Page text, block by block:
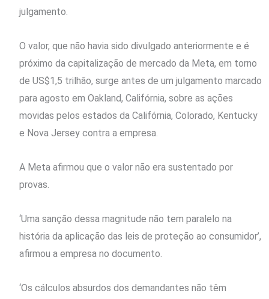
julgamento.
O valor, que não havia sido divulgado anteriormente e é
próximo da capitalização de mercado da Meta, em torno
de US$1,5 trilhão, surge antes de um julgamento marcado
para agosto em Oakland, Califórnia, sobre as ações
movidas pelos estados da Califórnia, Colorado, Kentucky
e Nova Jersey contra a empresa.
A Meta afirmou que o valor não era sustentado por
provas.
‘Uma sanção dessa magnitude não tem paralelo na
história da aplicação das leis de proteção ao consumidor’,
afirmou a ⁠empresa no documento.
‘Os ⁠cálculos absurdos dos demandantes não têm